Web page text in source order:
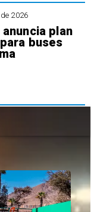
2026
plan
buses